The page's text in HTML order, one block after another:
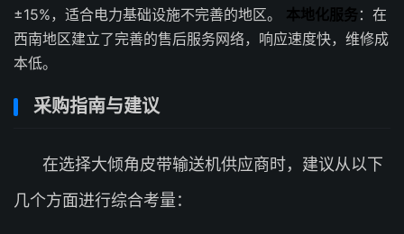
±15%，适合电力基础设施不完善的地区。 本地化服务 ：在
西南地区建立了完善的售后服务网络，响应速度快，维修成
本低。
采购指南与建议
在选择大倾角皮带输送机供应商时，建议从以下
几个方面进行综合考量：